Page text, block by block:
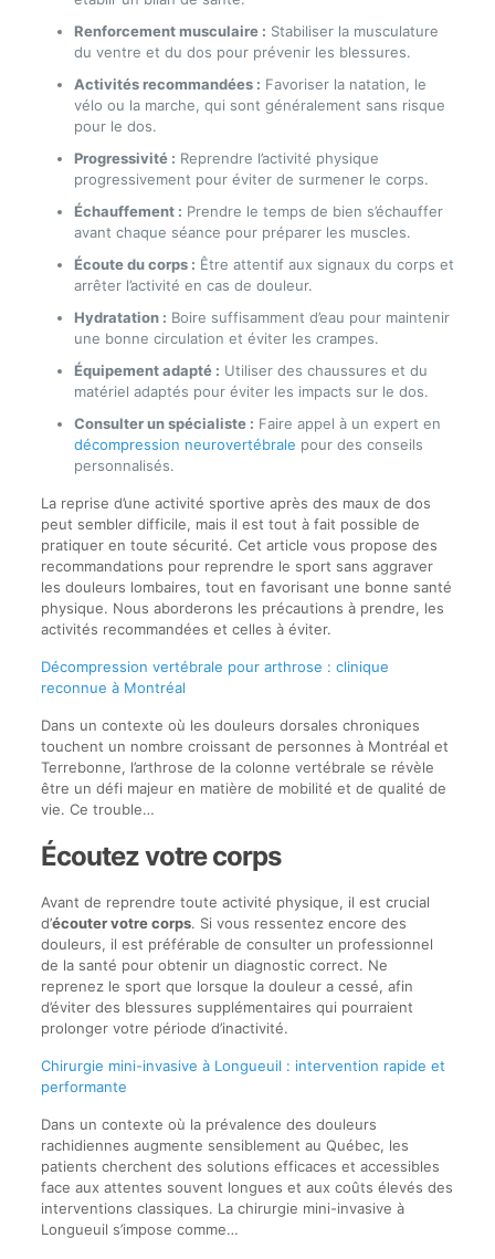
Renforcement musculaire : Stabiliser la musculature
du ventre et du dos pour prévenir les blessures.
Activités recommandées : Favoriser la natation, le
vélo ou la marche, qui sont généralement sans risque
pour le dos.
Progressivité : Reprendre l’activité physique
progressivement pour éviter de surmener le corps.
Échauffement : Prendre le temps de bien s’échauffer
avant chaque séance pour préparer les muscles.
Écoute du corps : Être attentif aux signaux du corps et
arrêter l’activité en cas de douleur.
Hydratation : Boire suffisamment d’eau pour maintenir
une bonne circulation et éviter les crampes.
Équipement adapté : Utiliser des chaussures et du
matériel adaptés pour éviter les impacts sur le dos.
Consulter un spécialiste : Faire appel à un expert en
décompression neurovertébrale pour des conseils
personnalisés.
La reprise d’une activité sportive après des maux de dos
peut sembler difficile, mais il est tout à fait possible de
pratiquer en toute sécurité. Cet article vous propose des
recommandations pour reprendre le sport sans aggraver
les douleurs lombaires, tout en favorisant une bonne santé
physique. Nous aborderons les précautions à prendre, les
activités recommandées et celles à éviter.
Décompression vertébrale pour arthrose : clinique
reconnue à Montréal
Dans un contexte où les douleurs dorsales chroniques
touchent un nombre croissant de personnes à Montréal et
Terrebonne, l’arthrose de la colonne vertébrale se révèle
être un défi majeur en matière de mobilité et de qualité de
vie. Ce trouble…
Écoutez votre corps
Avant de reprendre toute activité physique, il est crucial
d’écouter votre corps. Si vous ressentez encore des
douleurs, il est préférable de consulter un professionnel
de la santé pour obtenir un diagnostic correct. Ne
reprenez le sport que lorsque la douleur a cessé, afin
d’éviter des blessures supplémentaires qui pourraient
prolonger votre période d’inactivité.
Chirurgie mini-invasive à Longueuil : intervention rapide et
performante
Dans un contexte où la prévalence des douleurs
rachidiennes augmente sensiblement au Québec, les
patients cherchent des solutions efficaces et accessibles
face aux attentes souvent longues et aux coûts élevés des
interventions classiques. La chirurgie mini-invasive à
Longueuil s’impose comme…